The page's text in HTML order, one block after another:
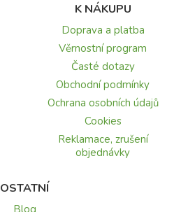
K NÁKUPU
Doprava a platba
Věrnostní program
Časté dotazy
Obchodní podmínky
Ochrana osobních údajů
Cookies
Reklamace, zrušení
objednávky
OSTATNÍ
Blog